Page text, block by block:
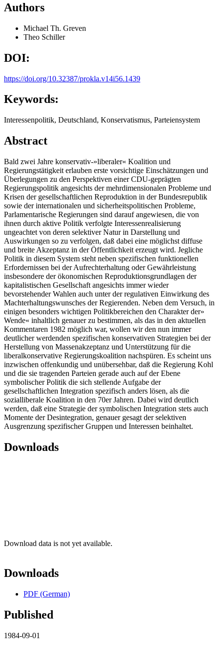
Authors
Michael Th. Greven
Theo Schiller
DOI:
https://doi.org/10.32387/prokla.v14i56.1439
Keywords:
Interessenpolitik, Deutschland, Konservatismus, Parteiensystem
Abstract
Bald zwei Jahre konservativ-»liberaler« Koalition und
Regierungstätigkeit erlauben erste vorsichtige Einschätzungen und
Überlegungen zu den Perspektiven einer CDU-geprägten
Regierungspolitik angesichts der mehrdimensionalen Probleme und
Krisen der gesellschaftlichen Reproduktion in der Bundesrepublik
sowie der internationalen und sicherheitspolitischen Probleme,
Parlamentarische Regierungen sind darauf angewiesen, die von
ihnen durch aktive Politik verfolgte Interessenrealisierung
ungeachtet von deren selektiver Natur in Darstellung und
Auswirkungen so zu verfolgen, daß dabei eine möglichst diffuse
und breite Akzeptanz in der Öffentlichkeit erzeugt wird. Jegliche
Politik in diesem System steht neben spezifischen funktionellen
Erfordernissen bei der Aufrechterhaltung oder Gewährleistung
insbesondere der ökonomischen Reproduktionsgrundlagen der
kapitalistischen Gesellschaft angesichts immer wieder
bevorstehender Wahlen auch unter der regulativen Einwirkung des
Machterhaltungswunsches der Regierenden. Neben dem Versuch, in
einigen besonders wichtigen Politikbereichen den Charakter der»
Wende« inhaltlich genauer zu bestimmen, als das in den aktuellen
Kommentaren 1982 möglich war, wollen wir den nun immer
deutlicher werdenden spezifischen konservativen Strategien bei der
Herstellung von Massenakzeptanz und Unterstützung für die
liberalkonservative Regierungskoalition nachspüren. Es scheint uns
inzwischen offenkundig und unübersehbar, daß die Regierung Kohl
und die sie tragenden Parteien gerade auch auf der Ebene
symbolischer Politik die sich stellende Aufgabe der
gesellschaftlichen Integration spezifisch anders lösen, als die
sozialliberale Koalition in den 70er Jahren. Dabei wird deutlich
werden, daß eine Strategie der symbolischen Integration stets auch
Momente der Desintegration, genauer gesagt der selektiven
Ausgrenzung spezifischer Gruppen und Interessen beinhaltet.
Downloads
Download data is not yet available.
Downloads
PDF (German)
Published
1984-09-01